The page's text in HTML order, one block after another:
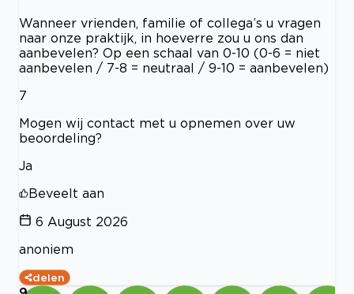
Wanneer vrienden, familie of collega’s u vragen
naar onze praktijk, in hoeverre zou u ons dan
aanbevelen? Op een schaal van 0-10 (0-6 = niet
aanbevelen / 7-8 = neutraal / 9-10 = aanbevelen)
7
Mogen wij contact met u opnemen over uw
beoordeling?
Ja
Beveelt aan
6 August 2026
anoniem
delen